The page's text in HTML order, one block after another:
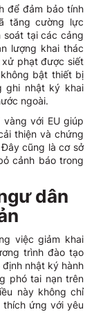
để đảm bảo tính
tăng cường lực
soát tại các cảng
lượng khai thác
xử phạt được siết
bật thiết bị
ghi nhật ký khai
ngoài.
với EU giúp
thiện và chứng
cũng là cơ sở
cảnh báo trong
dân
việc giảm khai
trình đào tạo
nhật ký hành
phó tai nạn trên
này không chỉ
ứng với yêu